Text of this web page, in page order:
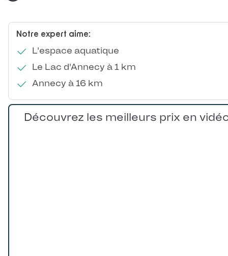
Notre expert aime:
L'espace aquatique
Le Lac d'Annecy à 1 km
Annecy à 16 km
Découvrez les meilleurs prix en